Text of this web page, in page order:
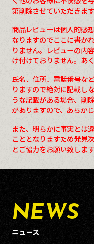
第削除させていただきます
商品レビューは個人的感
なりますのでここに書か
りません。レビューの内
け付けておりません。あ
氏名、住所、電話番号な
りますので絶対に記載し
うな記載がある場合、削
がありますので、あらか
また、明らかに事実とは
こととなりますため発見
とご協力をお願い致します
NEWS
ニュース